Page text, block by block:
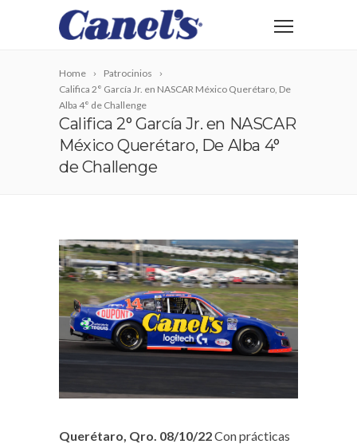
Home
Patrocinios
Califica 2° García Jr. en NASCAR México Querétaro, De
Alba 4° de Challenge
Califica 2° García Jr. en NASCAR
México Querétaro, De Alba 4°
de Challenge
Querétaro, Qro. 08/10/22Con prácticas